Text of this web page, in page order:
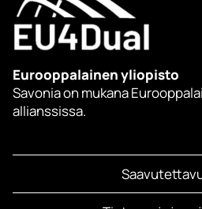
Eurooppalainen yliopisto
Savonia on mukana
allianssissa.